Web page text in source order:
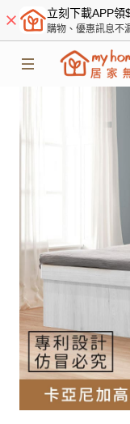
立刻下載APP領
購物、優惠訊息不